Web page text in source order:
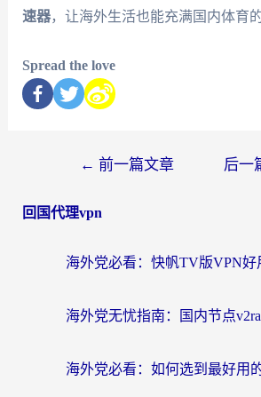
速器，让海外生活也能充满国内体育的
Spread the love
← 前一篇文章 后一
回国代理vpn